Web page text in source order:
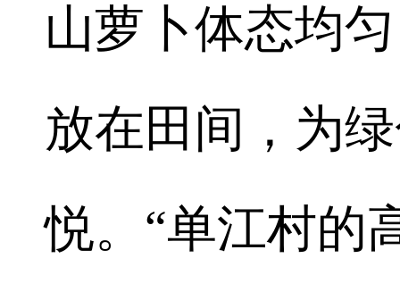
山萝卜体态均
放在田间，为
悦。“单江村的